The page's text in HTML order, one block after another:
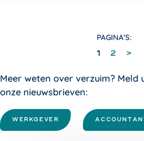
PAGINA'S:
1 2 >
Meer weten over verzuim? Meld
onze nieuwsbrieven:
WERKGEVER